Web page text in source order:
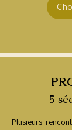
5
​Plusieurs